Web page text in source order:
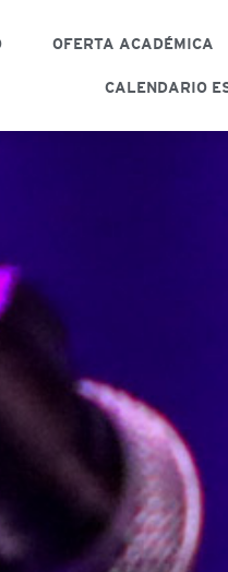
OFERTA ACADÉMICA
CALENDARIO